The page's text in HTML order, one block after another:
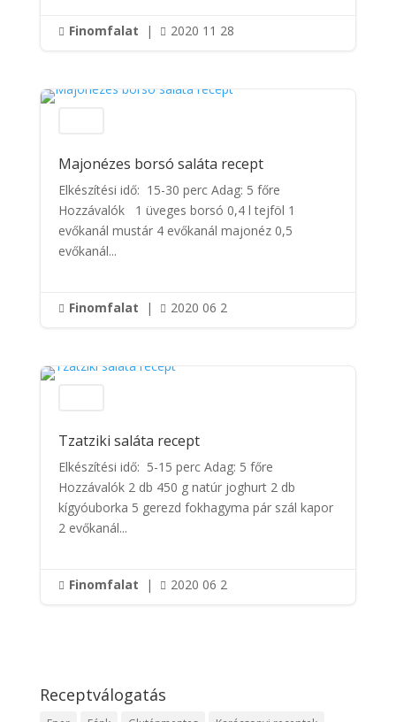
 Finomfalat |  2020 11 28
Majonézes borsó saláta recept
Elkészítési idő: 15-30 perc Adag: 5 főre
Hozzávalók 1 üveges borsó 0,4 l tejföl 1
evőkanál mustár 4 evőkanál majonéz 0,5
evőkanál...
 Finomfalat |  2020 06 2
Tzatziki saláta recept
Elkészítési idő: 5-15 perc Adag: 5 főre
Hozzávalók 2 db 450 g natúr joghurt 2 db
kígyóuborka 5 gerezd fokhagyma pár szál kapor
2 evőkanál...
 Finomfalat |  2020 06 2
Receptválogatás